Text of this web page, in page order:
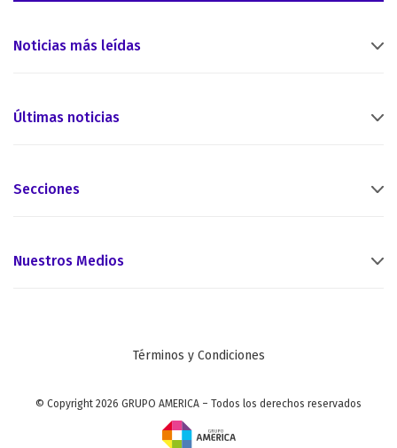
Noticias más leídas
Últimas noticias
Secciones
Nuestros Medios
Términos y Condiciones
© Copyright 2026 GRUPO AMERICA – Todos los derechos reservados